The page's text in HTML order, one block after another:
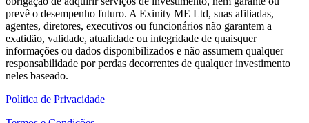
prevê o desempenho futuro. A Exinity ME Ltd, suas afiliadas,
agentes, diretores, executivos ou funcionários não garantem a
exatidão, validade, atualidade ou integridade de quaisquer
informações ou dados disponibilizados e não assumem qualquer
responsabilidade por perdas decorrentes de qualquer investimento
neles baseado.
Política de Privacidade